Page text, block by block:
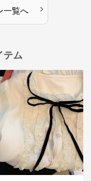
一覧へ ›
テム